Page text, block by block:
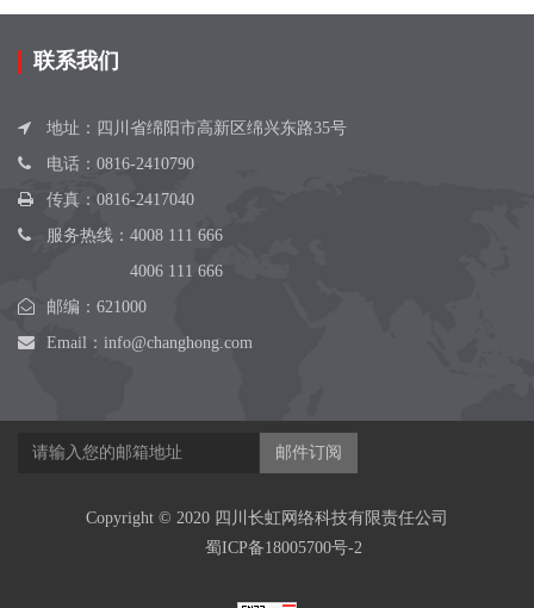
联系我们
地址：四川省绵阳市高新区绵兴东路35号
电话： 0816-2410790
传真：0816-2417040
服务热线： 4008 111 666
4006 111 666
邮编：621000
Email： info@changhong.com
邮件订阅
Copyright © 2020 四川长虹网络科技有限责任公司
蜀ICP备18005700号-2